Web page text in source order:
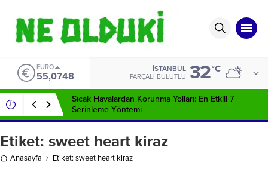
EURO
55,0748
İSTANBUL
PARÇALI BULUTLU 32°C
Sıcak Havalardan Korunma Yolları: En Etkili 7
Serinleme Yöntemi
Etiket: sweet heart kiraz
Anasayfa Etiket: sweet heart kiraz